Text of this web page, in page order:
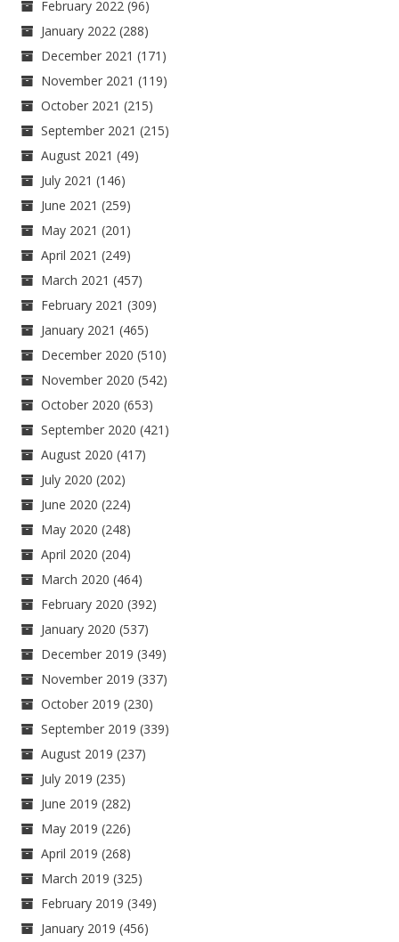
February 2022 (96)
January 2022 (288)
December 2021 (171)
November 2021 (119)
October 2021 (215)
September 2021 (215)
August 2021 (49)
July 2021 (146)
June 2021 (259)
May 2021 (201)
April 2021 (249)
March 2021 (457)
February 2021 (309)
January 2021 (465)
December 2020 (510)
November 2020 (542)
October 2020 (653)
September 2020 (421)
August 2020 (417)
July 2020 (202)
June 2020 (224)
May 2020 (248)
April 2020 (204)
March 2020 (464)
February 2020 (392)
January 2020 (537)
December 2019 (349)
November 2019 (337)
October 2019 (230)
September 2019 (339)
August 2019 (237)
July 2019 (235)
June 2019 (282)
May 2019 (226)
April 2019 (268)
March 2019 (325)
February 2019 (349)
January 2019 (456)